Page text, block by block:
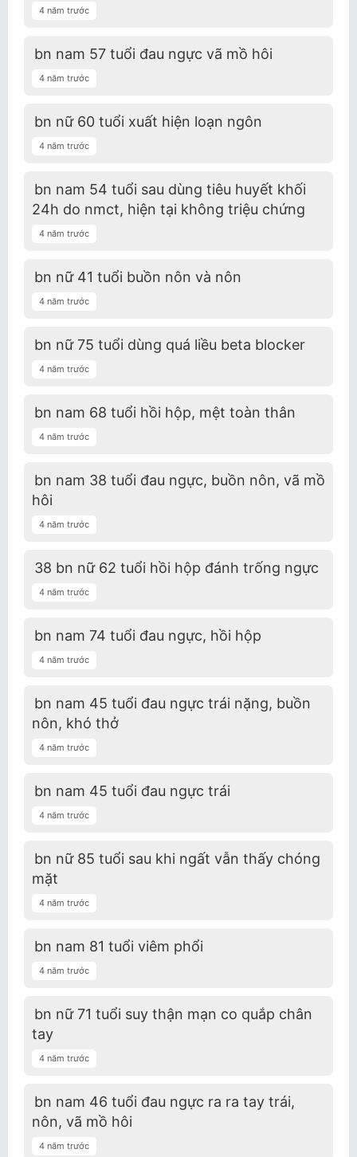
4 năm trước
bn nam 57 tuổi đau ngực vã mồ hôi
4 năm trước
bn nữ 60 tuổi xuất hiện loạn ngôn
4 năm trước
bn nam 54 tuổi sau dùng tiêu huyết khối
24h do nmct, hiện tại không triệu chứng
4 năm trước
bn nữ 41 tuổi buồn nôn và nôn
4 năm trước
bn nữ 75 tuổi dùng quá liều beta blocker
4 năm trước
bn nam 68 tuổi hồi hộp, mệt toàn thân
4 năm trước
bn nam 38 tuổi đau ngực, buồn nôn, vã mồ
hôi
4 năm trước
38 bn nữ 62 tuổi hồi hộp đánh trống ngực
4 năm trước
bn nam 74 tuổi đau ngực, hồi hộp
4 năm trước
bn nam 45 tuổi đau ngực trái nặng, buồn
nôn, khó thở
4 năm trước
bn nam 45 tuổi đau ngực trái
4 năm trước
bn nữ 85 tuổi sau khi ngất vẫn thấy chóng
mặt
4 năm trước
bn nam 81 tuổi viêm phổi
4 năm trước
bn nữ 71 tuổi suy thận mạn co quắp chân
tay
4 năm trước
bn nam 46 tuổi đau ngực ra ra tay trái,
nôn, vã mồ hôi
4 năm trước